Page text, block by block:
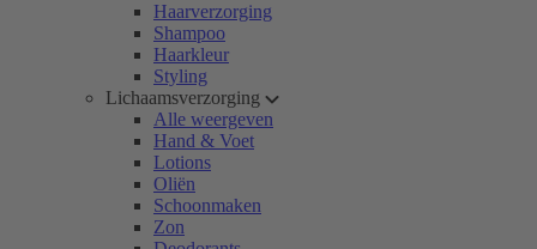
Haarverzorging
Shampoo
Haarkleur
Styling
Lichaamsverzorging
Alle weergeven
Hand & Voet
Lotions
Oliën
Schoonmaken
Zon